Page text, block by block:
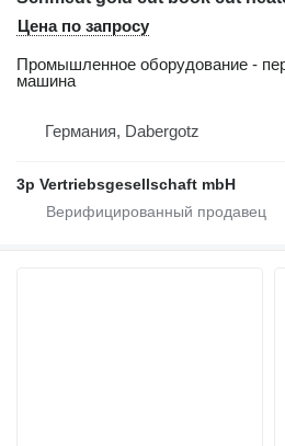
Цена по запросу
Промышленное оборудование -
машина
Германия, Dabergotz
3p Vertriebsgesellschaft mbH